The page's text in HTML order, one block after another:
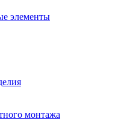
элементы
монтажа